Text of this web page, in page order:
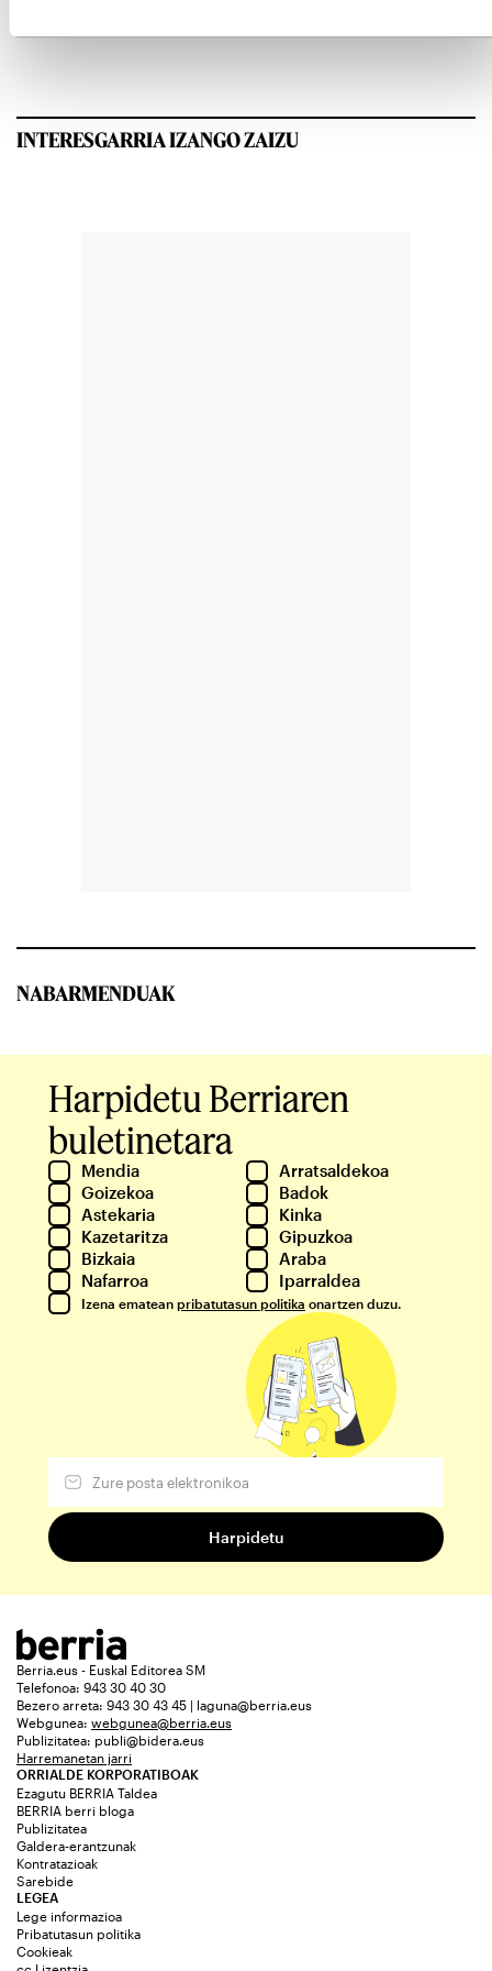
INTERESGARRIA IZANGO ZAIZU
NABARMENDUAK
Harpidetu Berriaren
buletinetara
Mendia
Arratsaldekoa
Goizekoa
Badok
Astekaria
Kinka
Kazetaritza
Gipuzkoa
Bizkaia
Araba
Nafarroa
Iparraldea
Izena ematean pribatutasun politika onartzen duzu.
Berria.eus - Euskal Editorea SM
Telefonoa: 943 30 40 30
Bezero arreta: 943 30 43 45 | laguna@berria.eus
Webgunea: webgunea@berria.eus
Publizitatea: publi@bidera.eus
Harremanetan jarri
ORRIALDE KORPORATIBOAK
Ezagutu BERRIA Taldea
BERRIA berri bloga
Publizitatea
Galdera-erantzunak
Kontratazioak
Sarebide
LEGEA
Lege informazioa
Pribatutasun politika
Cookieak